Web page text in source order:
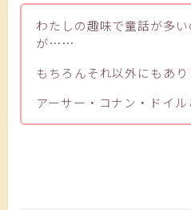
わたしの趣味で童話が多
が……
もちろんそれ以外にもあり
アーサー・コナン・ドイル